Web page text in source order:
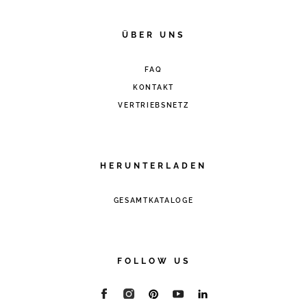
ÜBER UNS
FAQ
KONTAKT
VERTRIEBSNETZ
HERUNTERLADEN
GESAMTKATALOGE
FOLLOW US